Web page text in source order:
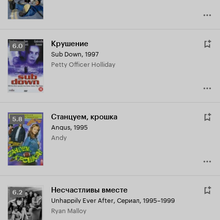
Рейтинг
Кинопоиска
6.0
6.0 Крушение
Sub Down, 1997
Petty Officer Holliday
Рейтинг
Кинопоиска
5.8
5.8 Станцуем, крошка
Angus, 1995
Andy
Рейтинг
Кинопоиска
6.2
6.2 Несчастливы вместе
Unhappily Ever After, Сериал, 1995–1999
Ryan Malloy